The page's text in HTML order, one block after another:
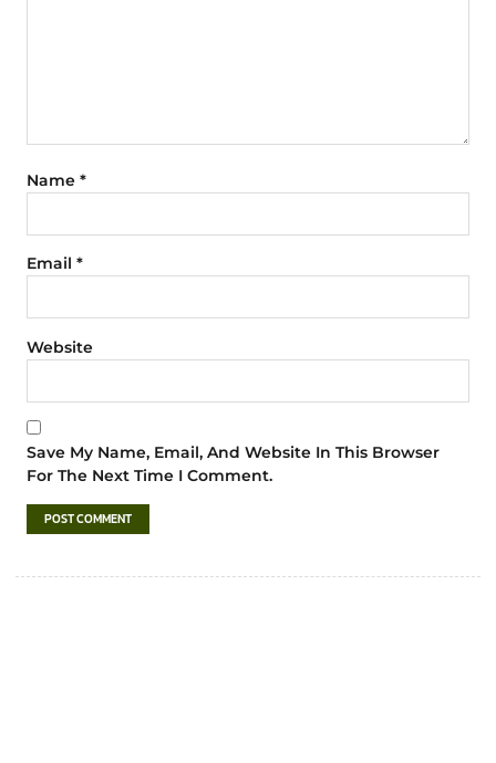
Name *
Email *
Website
Save My Name, Email, And Website In This Browser
For The Next Time I Comment.